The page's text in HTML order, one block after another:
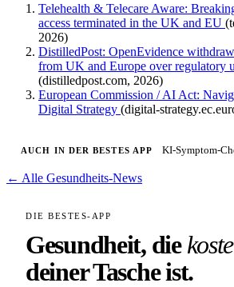
Telehealth & Telecare Aware:
access terminated in the UK and EU
2026)
DistilledPost: OpenEvidence
from UK and Europe over regulatory
(distilledpost.com, 2026)
European Commission / AI Act:
Digital Strategy (digital-
AUCH IN DER BESTES APP KI-Symptom-
← Alle Gesundheits-News
DIE BESTES-APP
Gesundheit, die
deiner Tasche ist.